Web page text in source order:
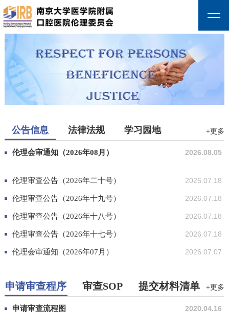
公告信息 法律法规 学习园地 +更多
伦理会审通知（2026年08月） 2026.08.05
伦理审查公告（2026年二十号） 2026.07.18
伦理审查公告（2026年十九号） 2026.07.18
伦理审查公告（2026年十八号） 2026.07.18
伦理审查公告（2026年十七号） 2026.07.18
伦理会审通知（2026年07月） 2026.07.07
申请审查程序 审查SOP 提交材料清单 +更多
申请审查流程图 2020.04.16